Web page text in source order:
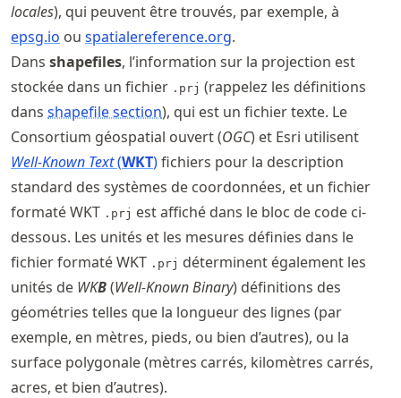
locales), qui peuvent être trouvés, par exemple, à
epsg.io ou spatialereference.org.
Dans shapefiles, l’information sur la projection est
stockée dans un fichier .prj (rappelez les définitions
dans shapefile section), qui est un fichier texte. Le
Consortium géospatial ouvert (OGC) et Esri utilisent
Well-Known Text(WKT)fichiers pour la description
standard des systèmes de coordonnées, et un fichier
formaté WKT .prj est affiché dans le bloc de code ci-
dessous. Les unités et les mesures définies dans le
fichier formaté WKT .prj déterminent également les
unités de WKB(Well-Known Binary) définitions des
géométries telles que la longueur des lignes (par
exemple, en mètres, pieds, ou bien d’autres), ou la
surface polygonale (mètres carrés, kilomètres carrés,
acres, et bien d’autres).